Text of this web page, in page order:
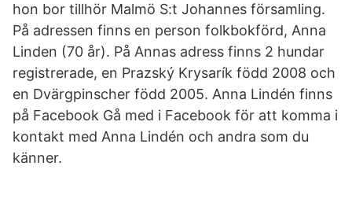
hon bor tillhör Malmö S:t Johannes församling.
På adressen finns en person folkbokförd, Anna
Linden (70 år). På Annas adress finns 2 hundar
registrerade, en Prazský Krysarík född 2008 och
en Dvärgpinscher född 2005. Anna Lindén finns
på Facebook Gå med i Facebook för att komma i
kontakt med Anna Lindén och andra som du
känner.